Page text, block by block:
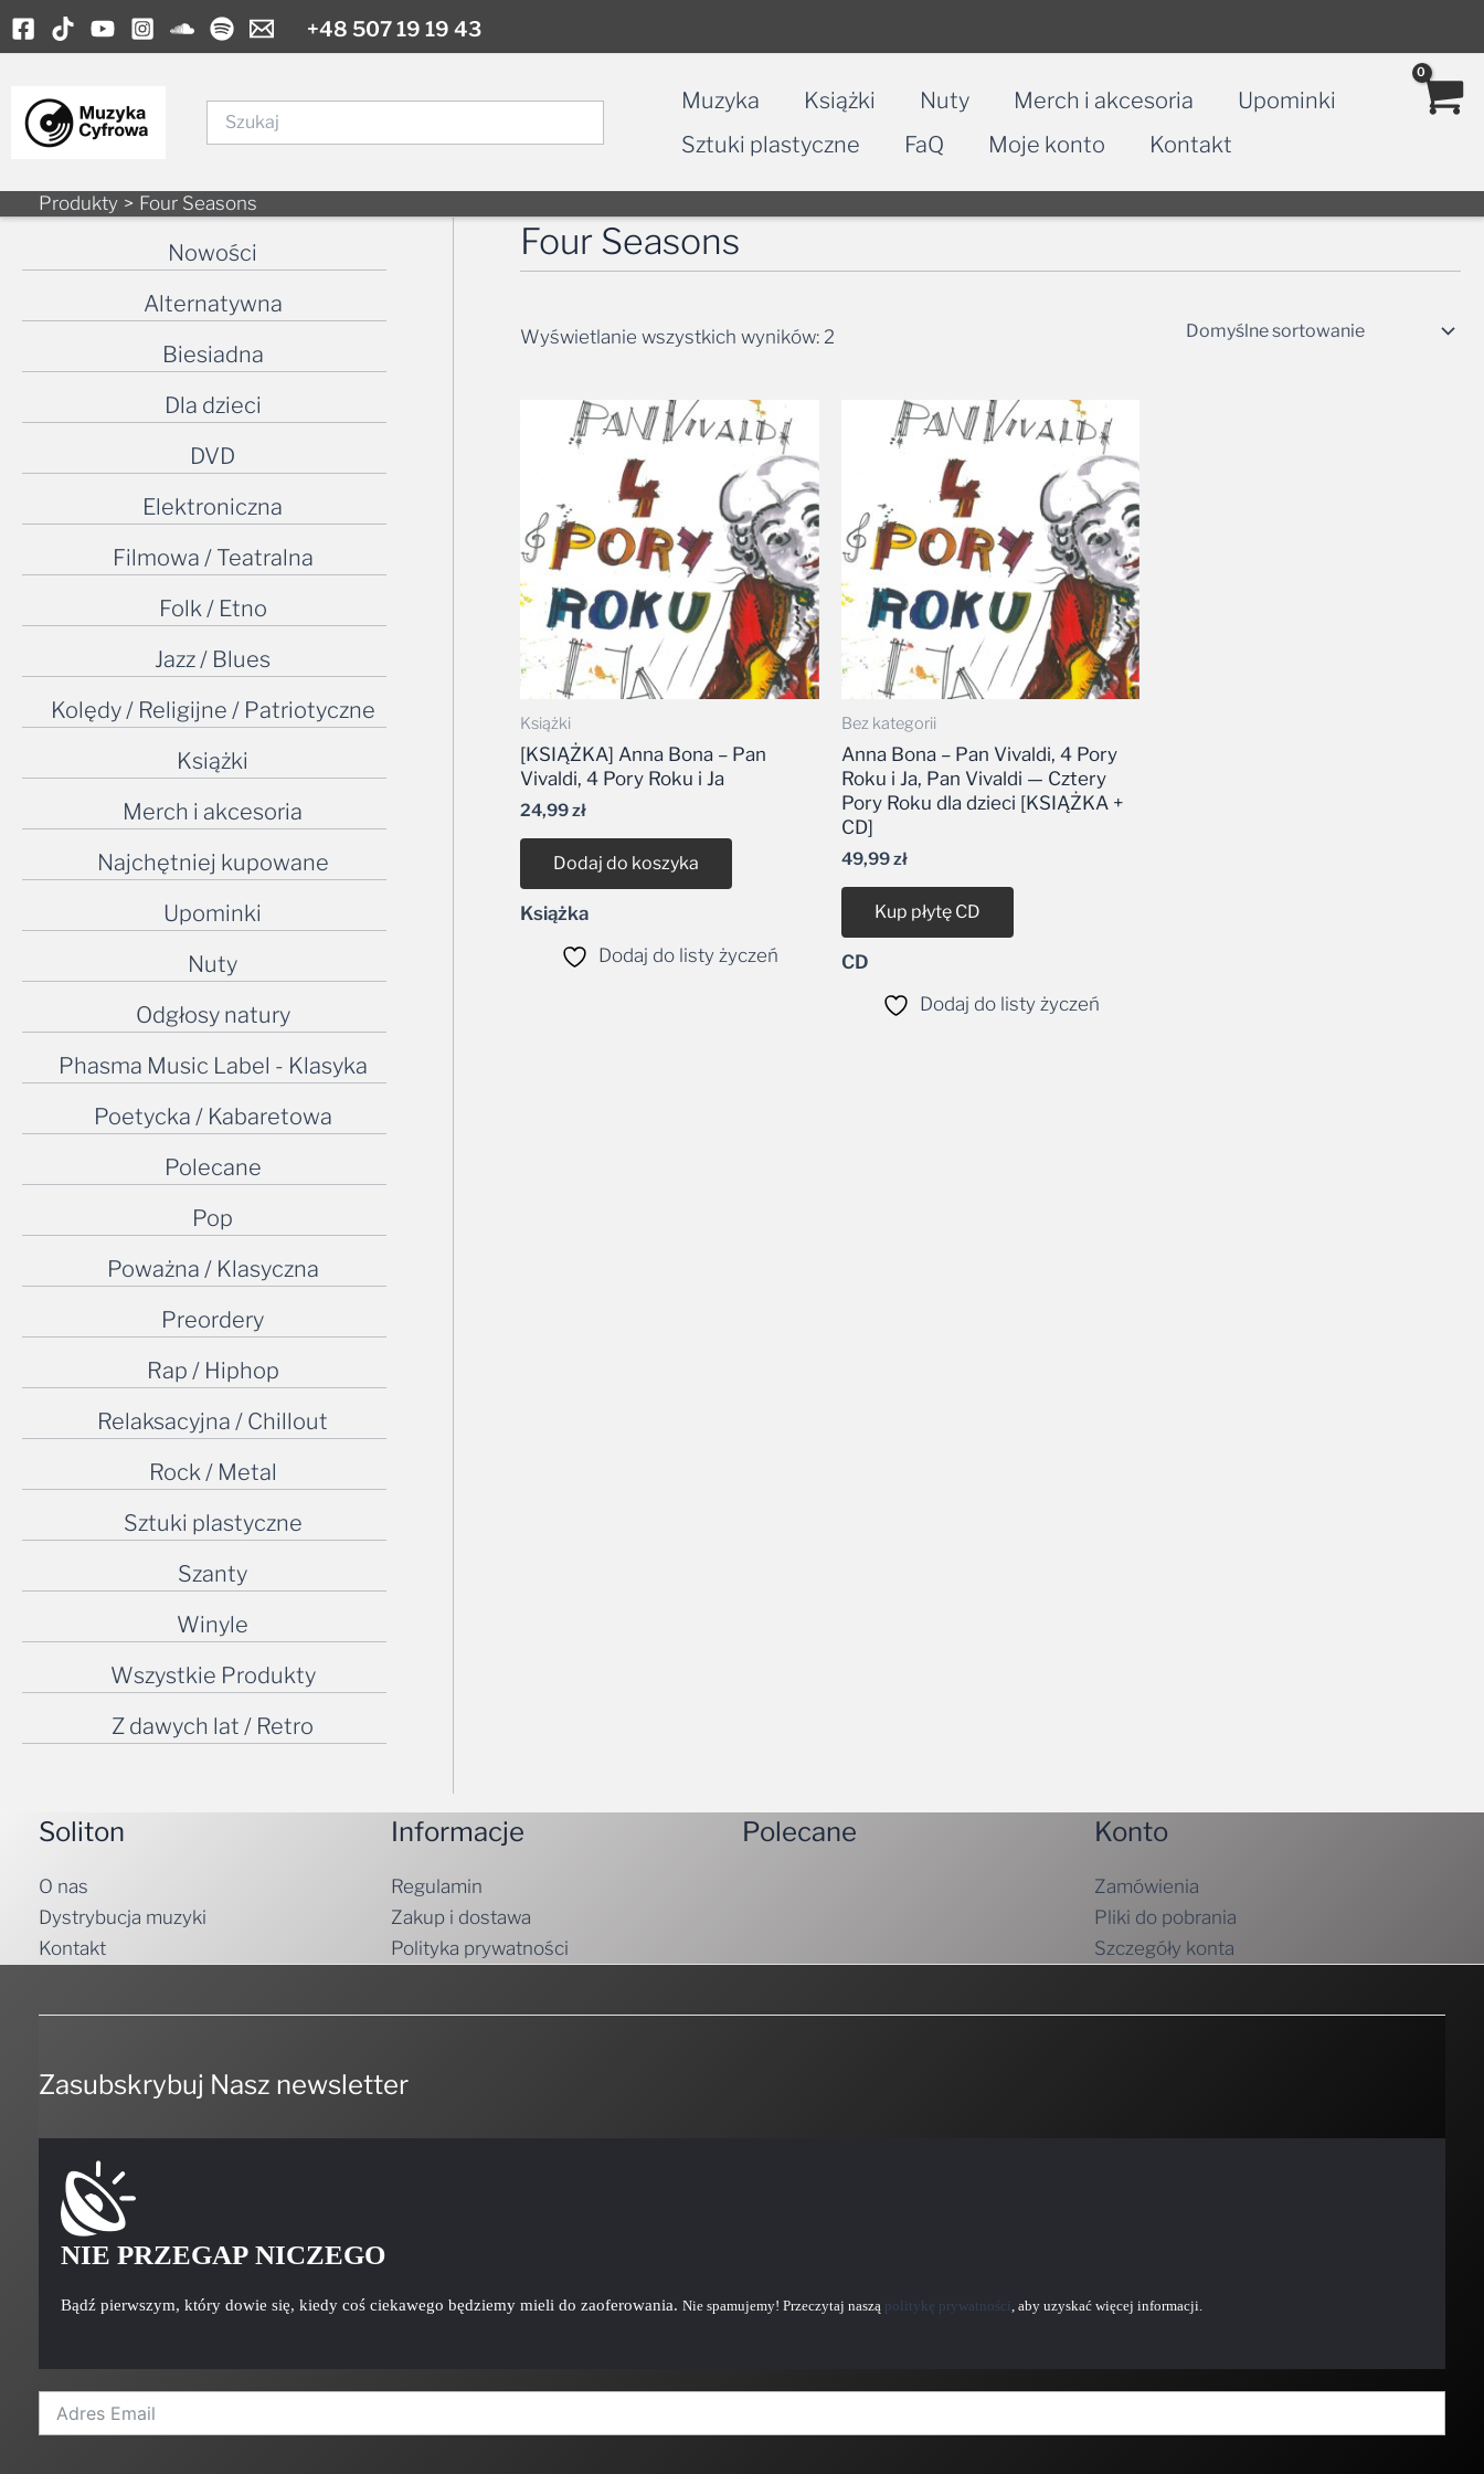
Skip
to
+48 507 19 19 43
Muzyka Książki Nuty Merch i akcesoria
Upominki
Sztuki plastyczne
FaQ Moje konto Kontakt
Produkty Four Seasons
Nowości
Alternatywna
Biesiadna
Dla dzieci
DVD
Elektroniczna
Filmowa / Teatralna
Folk / Etno
Jazz / Blues
Kolędy / Religijne / Patriotyczne
Książki
Merch i akcesoria
Najchętniej kupowane
Upominki
Nuty
Odgłosy natury
Phasma Music Label - Klasyka
Poetycka / Kabaretowa
Polecane
Pop
Poważna / Klasyczna
Preordery
Rap / Hiphop
Relaksacyjna / Chillout
Rock / Metal
Sztuki plastyczne
Szanty
Winyle
Wszystkie Produkty
Z dawych lat / Retro
Four Seasons
Wyświetlanie wszystkich wyników: 2
Książki
[KSIĄŻKA] Anna Bona – Pan
Vivaldi, 4 Pory Roku i Ja
24,99zł
Dodaj do koszyka
Książka
Dodaj do listy życzeń
Bez kategorii
Anna Bona – Pan Vivaldi, 4 Pory
Roku i Ja, Pan Vivaldi — Cztery
Pory Roku dla dzieci [KSIĄŻKA +
CD]
49,99zł
Kup płytę CD
CD
Dodaj do listy życzeń
Soliton
O nas
Dystrybucja muzyki
Kontakt
Informacje
Regulamin
Zakup i dostawa
Polityka prywatności
Polecane Konto
Zamówienia
Pliki do pobrania
Szczegóły konta
Zasubskrybuj Nasz newsletter
NIE PRZEGAP NICZEGO
Bądź pierwszym, który dowie się, kiedy coś ciekawego będziemy mieli do zaoferowania. Nie spamujemy! Przeczytaj naszą politykę prywatności, aby uzyskać więcej informacji.